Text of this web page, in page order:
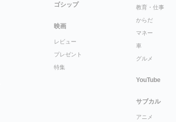
ゴシップ
映画
レビュー
プレゼント
特集
教育・仕事
からだ
マネー
車
グルメ
YouTube
サブカル
アニメ